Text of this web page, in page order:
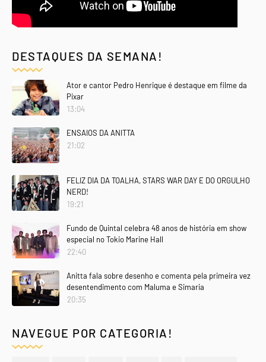
DESTAQUES DA SEMANA!
Ator e cantor Pedro Henrique é destaque em filme da
Pixar
13:04
ENSAIOS DA ANITTA
21:02
FELIZ DIA DA TOALHA, STARS WAR DAY E DO ORGULHO
NERD!
19:21
Fundo de Quintal celebra 48 anos de história em show
especial no Tokio Marine Hall
22:40
Anitta fala sobre desenho e comenta pela primeira vez
desentendimento com Maluma e Simaria
20:35
NAVEGUE POR CATEGORIA!